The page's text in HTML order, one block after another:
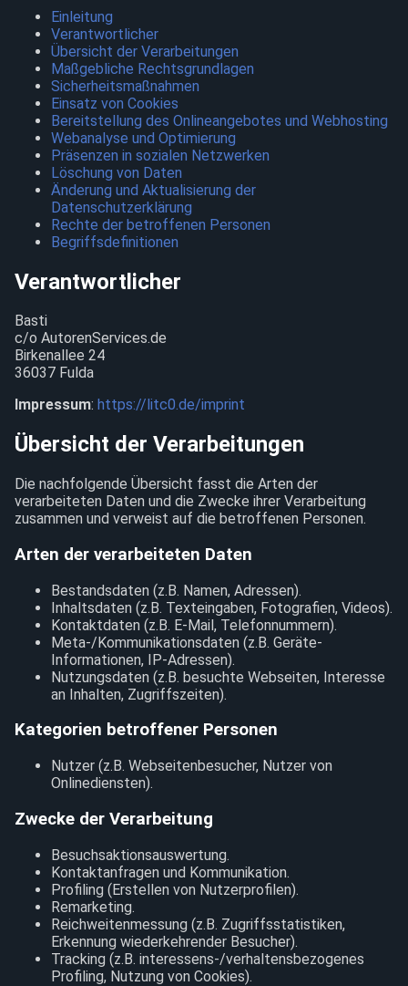
Einleitung
Verantwortlicher
Übersicht der Verarbeitungen
Maßgebliche Rechtsgrundlagen
Sicherheitsmaßnahmen
Einsatz von Cookies
Bereitstellung des Onlineangebotes und Webhosting
Webanalyse und Optimierung
Präsenzen in sozialen Netzwerken
Löschung von Daten
Änderung und Aktualisierung der
Datenschutzerklärung
Rechte der betroffenen Personen
Begriffsdefinitionen
Verantwortlicher
Basti
c/o AutorenServices.de
Birkenallee 24
36037 Fulda
Impressum: https://litc0.de/imprint
Übersicht der Verarbeitungen
Die nachfolgende Übersicht fasst die Arten der
verarbeiteten Daten und die Zwecke ihrer Verarbeitung
zusammen und verweist auf die betroffenen Personen.
Arten der verarbeiteten Daten
Bestandsdaten (z.B. Namen, Adressen).
Inhaltsdaten (z.B. Texteingaben, Fotografien, Videos).
Kontaktdaten (z.B. E-Mail, Telefonnummern).
Meta-/Kommunikationsdaten (z.B. Geräte-
Informationen, IP-Adressen).
Nutzungsdaten (z.B. besuchte Webseiten, Interesse
an Inhalten, Zugriffszeiten).
Kategorien betroffener Personen
Nutzer (z.B. Webseitenbesucher, Nutzer von
Onlinediensten).
Zwecke der Verarbeitung
Besuchsaktionsauswertung.
Kontaktanfragen und Kommunikation.
Profiling (Erstellen von Nutzerprofilen).
Remarketing.
Reichweitenmessung (z.B. Zugriffsstatistiken,
Erkennung wiederkehrender Besucher).
Tracking (z.B. interessens-/verhaltensbezogenes
Profiling, Nutzung von Cookies).